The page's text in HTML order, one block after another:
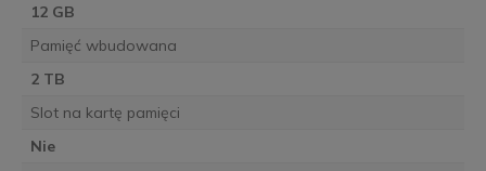
12 GB
Pamięć wbudowana
2 TB
Slot na kartę pamięci
Nie